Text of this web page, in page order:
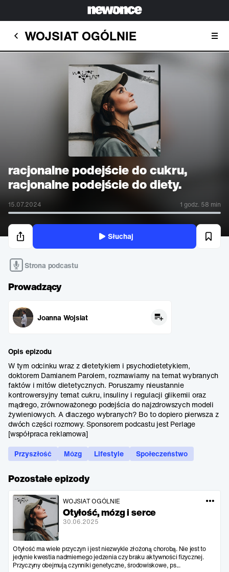
WOJSIAT OGÓLNIE
racjonalne podejście do cukru,
racjonalne podejście do diety.
15.07.2024 1 godz. 58 min
Słuchaj
Strona podcastu
Prowadzący
Joanna Wojsiat
Opis epizodu
W tym odcinku wraz z dietetykiem i psychodietetykiem,
doktorem Damianem Parolem, rozmawiamy na temat wybranych
faktów i mitów dietetycznych. Poruszamy nieustannie
kontrowersyjny temat cukru, insuliny i regulacji glikemii oraz
mądrego, zrównoważonego podejścia do najzdrowszych modeli
żywieniowych. A dlaczego wybranych? Bo to dopiero pierwsza z
dwóch części rozmowy. Sponsorem podcastu jest Perlage
[współpraca reklamowa]
Przyszłość
Mózg Lifestyle Społeczeństwo
Pozostałe epizody
WOJSIAT OGÓLNIE
Otyłość, mózg i serce
30.06.2025
Otyłość ma wiele przyczyn i jest niezwykle złożoną chorobą. Nie jest to
jedynie kwestia nadmiernego jedzenia czy braku aktywności fizycznej.
Przyczyny obejmują czynniki genetyczne, środowiskowe, ps...